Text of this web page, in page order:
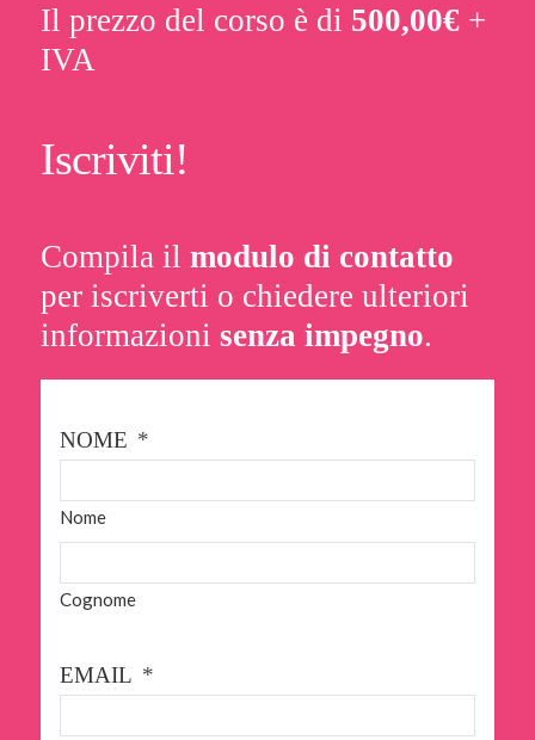
Il prezzo del corso è di 500,00€+
IVA
Iscriviti!
Compila il modulo di contatto
per iscriverti o chiedere ulteriori
informazioni senza impegno.
NOME *
Nome
Cognome
EMAIL *